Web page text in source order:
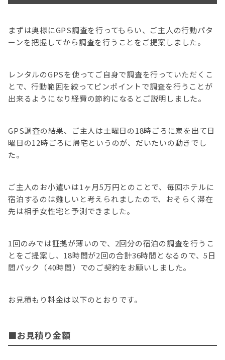
まずは奥様にGPS調査を行ってもらい、ご主人の行動パタ
ーンを把握してから調査を行うことをご提案しました。
レンタルのGPSを使ってご自身で調査を行っていただくこ
とで、行動範囲を絞ってピンポイントで調査を行うことが
出来るようになり経費の節約になるとご説明しました。
GPS調査の結果、ご主人は土曜日の18時ごろに家を出て日
曜日の12時ごろに帰宅というのが、だいたいの動きでし
た。
ご主人のお小遣いは1ヶ月5万円とのことで、毎回ホテルに
宿泊するのは難しいと考えられましたので、おそらく滞在
先は相手女性宅と予測できました。
1回のみでは証拠が薄いので、2回分の宿泊の調査を行うこ
とをご提案し、18時間が2回の合計36時間となるので、5日
間パック（40時間）でのご契約をお願いしました。
お見積もり料金は以下のとおりです。
■お見積り金額